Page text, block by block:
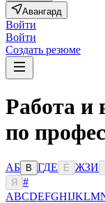
Авангард
Войти
Войти
Создать резюме
Работа и
по
АБ В ГДЕ Ё ЖЗИ
Я
#
ABCDEFGHIJKLM